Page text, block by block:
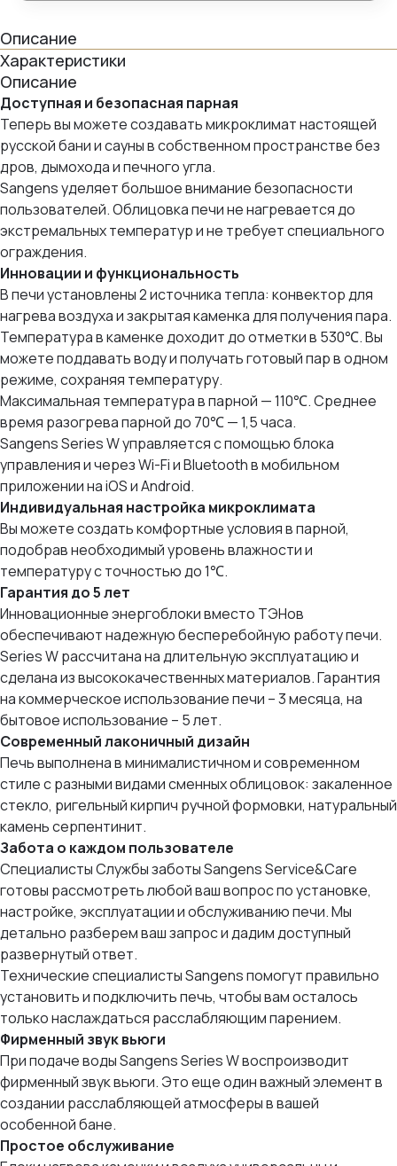
Описание
Характеристики
Описание
Доступная и безопасная парная
Теперь вы можете создавать микроклимат настоящей
русской бани и сауны в собственном пространстве без
дров, дымохода и печного угла.
Sangens уделяет большое внимание безопасности
пользователей. Облицовка печи не нагревается до
экстремальных температур и не требует специального
ограждения.
Инновации и функциональность
В печи установлены 2 источника тепла: конвектор для
нагрева воздуха и закрытая каменка для получения пара.
Температура в каменке доходит до отметки в 530℃. Вы
можете поддавать воду и получать готовый пар в одном
режиме, сохраняя температуру.
Максимальная температура в парной — 110℃. Среднее
время разогрева парной до 70℃ — 1,5 часа.
Sangens Series W управляется с помощью блока
управления и через Wi-Fi и Bluetooth в мобильном
приложении на iOS и Android.
Индивидуальная настройка микроклимата
Вы можете создать комфортные условия в парной,
подобрав необходимый уровень влажности и
температуру с точностью до 1℃.
Гарантия до 5 лет
Инновационные энергоблоки вместо ТЭНов
обеспечивают надежную бесперебойную работу печи.
Series W рассчитана на длительную эксплуатацию и
сделана из высококачественных материалов. Гарантия
на коммерческое использование печи – 3 месяца, на
бытовое использование – 5 лет.
Современный лаконичный дизайн
Печь выполнена в минималистичном и современном
стиле с разными видами сменных облицовок: закаленное
стекло, ригельный кирпич ручной формовки, натуральный
камень серпентинит.
Забота о каждом пользователе
Специалисты Службы заботы Sangens Service&Care
готовы рассмотреть любой ваш вопрос по установке,
настройке, эксплуатации и обслуживанию печи. Мы
детально разберем ваш запрос и дадим доступный
развернутый ответ.
Технические специалисты Sangens помогут правильно
установить и подключить печь, чтобы вам осталось
только наслаждаться расслабляющим парением.
Фирменный звук вьюги
При подаче воды Sangens Series W воспроизводит
фирменный звук вьюги. Это еще один важный элемент в
создании расслабляющей атмосферы в вашей
особенной бане.
Простое обслуживание